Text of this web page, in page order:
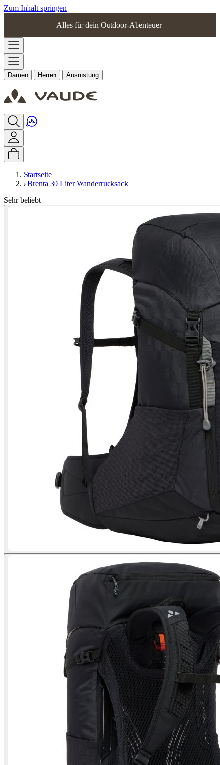
Zum Inhalt springen
Alles für dein Outdoor-Abenteuer
Damen Herren Ausrüstung
Startseite
Brenta 30 Liter Wanderrucksack
Sehr beliebt